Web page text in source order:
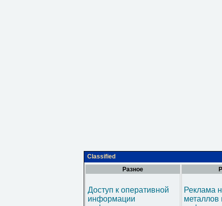
Classified
Разное
Доступ к оперативной
информации
Реклама
металлов